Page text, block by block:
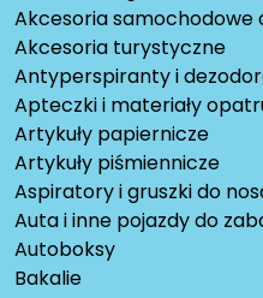
Akcesoria samochodowe
Akcesoria turystyczne
Antyperspiranty i
Apteczki i materiały
Artykuły papiernicze
Artykuły piśmiennicze
Aspiratory i gruszki do
Auta i inne pojazdy do
Autoboksy
Bakalie